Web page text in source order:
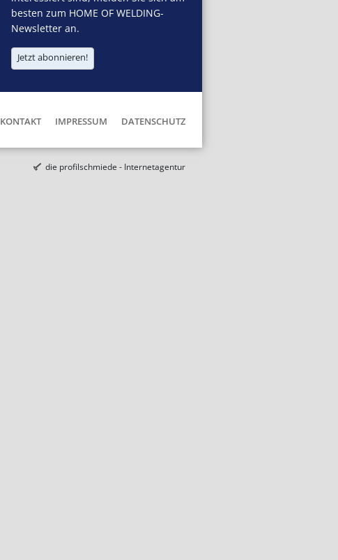
besten zum HOME OF WELDING-
Newsletter an.
Jetzt abonnieren!
KONTAKT IMPRESSUM DATENSCHUTZ
die profilschmiede - Internetagentur